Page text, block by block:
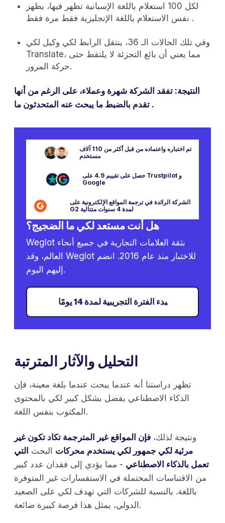
لكل 100 استعلام باللغة الإسبانية تظهر فيها، يظهر
نفس الاستعلام باللغة الإنجليزية فقط مرة فقط .
وفي تلك الحالات الـ 36، ينتقل الرابط لكي وكيل لكي
Translate، مما يعني أن بائع التجزئة لا يلتقط حتى
حركة المرور.
النتيجة: تفقد الشركة شهرة وعملاء، على الرغم من أنها
تقدم بالضبط ما يبحث عنه المتحدثون ما .
تم اختباره واعتماده من قبل أكثر من 110 آلاف
مستخدم
حصل على تقييم 4.9 على Trustpilot و
Google
الشركة الرائدة في ترجمة المواقع الإلكترونية على
G2 لمدة 4 سنوات متتالية
هل أنت مستعد لكي ما الضجيج؟
Weglot بثقة العلامات التجارية في جميع أنحاء
العالم، وقد Weglot للاختبار منذ عام 2016. انضم
إليهم اليوم.
‍بدء الفترة التجريبية لمدة 14 يومًا
التحليل والآثار المترتبة
تظهر دراستنا أنه عندما يبحث عندما بلغة معينة، فإن
الذكاء الاصطناعي يفضل بشكل كبير لكي بالمحتوى
المكتوب بنفس اللغة.
ونتيجة لذلك، فإن المواقع غير المترجمة تكاد تكون غير
مرئية لكي جمهور لكي يستخدم محركات البحث التي
تعمل بالذكاء الاصطناعي - مما يؤدي إلى فقدان عدد كبير
من الاقتباسات المحتملة في الاستفسارات غير المتوفرة
باللغة. بالنسبة للشركات التي تهدف لكي على الصعيد
الدولي، يمثل هذا فرصة كبيرة ضائعة.